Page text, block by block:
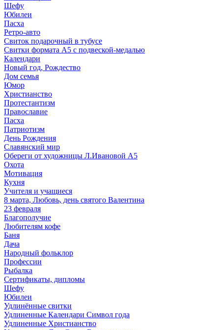
Шефу
Юбилеи
Пасха
Ретро-авто
Свиток подарочный в тубусе
Свитки формата А5 с подвеской-медалью
Календари
Новый год, Рождество
Дом семья
Юмор
Христианство
Протестантизм
Православие
Пасха
Патриотизм
День Рождения
Славянский мир
Обереги от художницы Л.Ивановой А5
Охота
Мотивация
Кухня
Учителя и учащиеся
8 марта, Любовь, день святого Валентина
23 февраля
Благополучие
Любителям кофе
Баня
Дача
Народный фольклор
Профессии
Рыбалка
Сертификаты, дипломы
Шефу
Юбилеи
Удлинённые свитки
Удлиненные Календари Символ года
Удлиненные Христианство